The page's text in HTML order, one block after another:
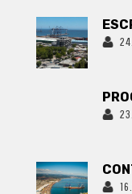
RECURSOS
QUE APORTAN
A SU
BIENESTAR EN